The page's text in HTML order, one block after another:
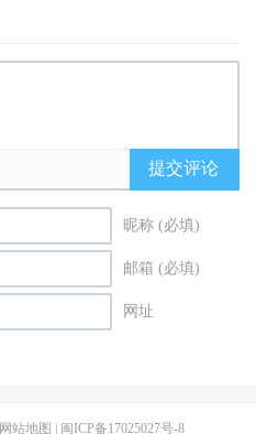
提交评论
昵称 (必填)
邮箱 (必填)
网址
网站地图 闽ICP备17025027号-8